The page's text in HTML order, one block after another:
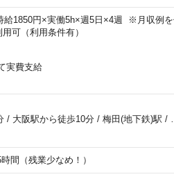
1850円×実働5h×週5日×4週 ※月収例を
可（利用条件有）
実費支給
/ 大阪駅から徒歩10分/ 梅田(地下鉄)駅 /
間（残業少なめ！）